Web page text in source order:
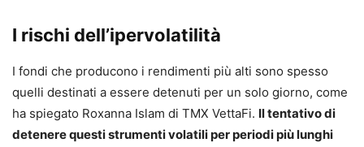
I rischi dell’ipervolatilità
I fondi che producono i rendimenti più alti sono spesso
quelli destinati a essere detenuti per un solo giorno, come
ha spiegato Roxanna Islam di TMX VettaFi. Il tentativo di
detenere questi strumenti volatili per periodi più lunghi